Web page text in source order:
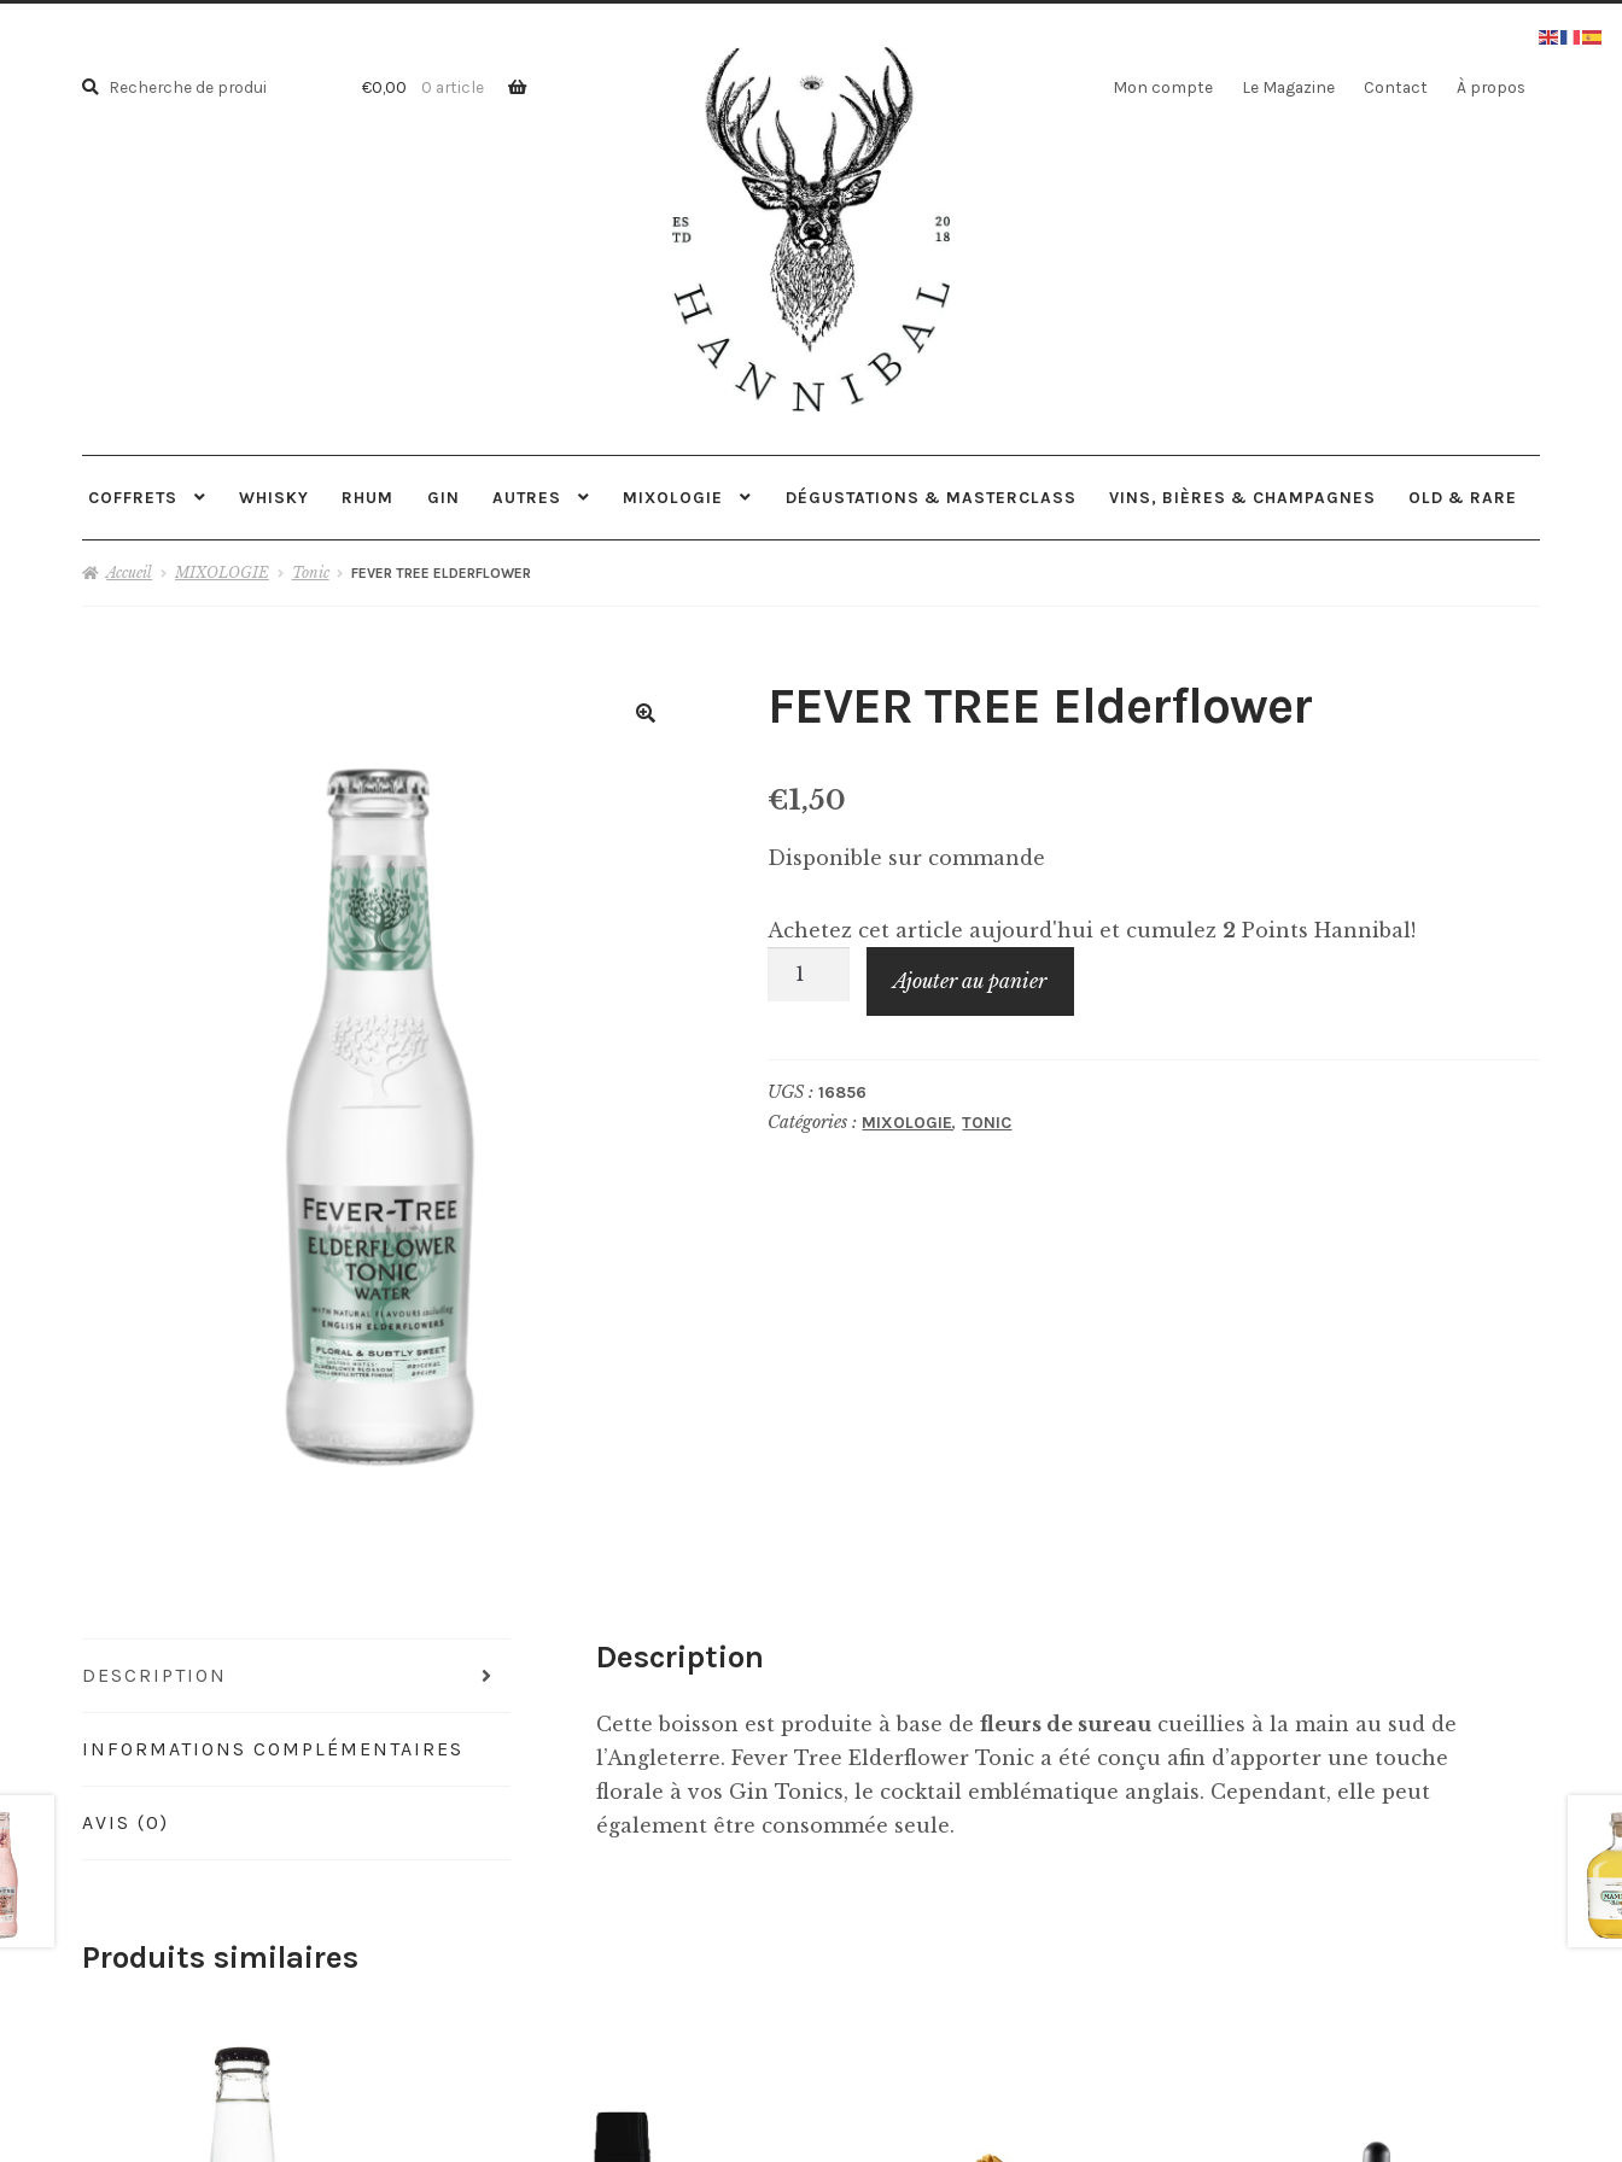
Recherche
Recherche
€0,00 0 article Mon compte Le Magazine Contact À propos
COFFRETS WHISKY RHUM GIN AUTRES MIXOLOGIE DÉGUSTATIONS & MASTERCLASS VINS, BIÈRES & CHAMPAGNES OLD & RARE
Accueil MIXOLOGIE Tonic FEVER TREE ELDERFLOWER
FEVER TREE Elderflower
€1,50
Disponible sur commande
Achetez cet article aujourd'hui et cumulez 2 Points Hannibal!
quantité
Elderflower
Ajouter au panier
UGS :16856
Catégories : MIXOLOGIE,TONIC
DESCRIPTION
INFORMATIONS COMPLÉMENTAIRES
AVIS (0)
Description
Cette boisson est produite à base defleurs de sureau cueillies à la main au sud de
l’Angleterre. Fever Tree Elderflower Tonic a été conçu afin d’apporter une touche
florale à vos Gin Tonics, le cocktail emblématique anglais. Cependant, elle peut
également être consommée seule.
Produits similaires